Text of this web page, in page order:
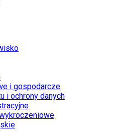
i gospodarcze
i ochrony danych